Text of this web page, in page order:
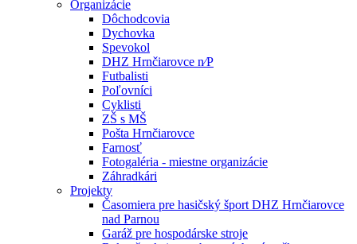
Organizácie
Dôchodcovia
Dychovka
Spevokol
DHZ Hrnčiarovce n⁄P
Futbalisti
Poľovníci
Cyklisti
ZŠ s MŠ
Pošta Hrnčiarovce
Farnosť
Fotogaléria - miestne organizácie
Záhradkári
Projekty
Časomiera pre hasičský šport DHZ Hrnčiarovce
nad Parnou
Garáž pre hospodárske stroje